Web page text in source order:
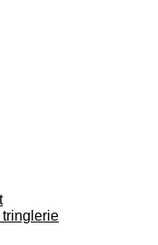
tringlerie